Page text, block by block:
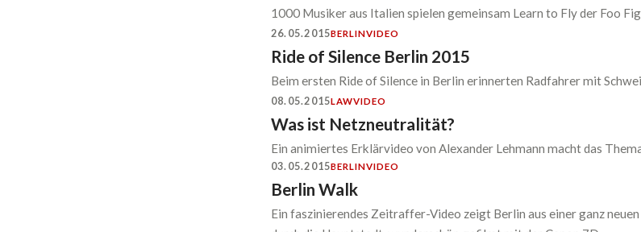
1000 Musiker aus Italien spielen gemeinsam Learn to Fly der Foo
26.05.2015BERLINVIDEO
Ride of Silence Berlin 2015
Beim ersten Ride of Silence in Berlin erinnerten Radfahrer mit
08.05.2015LAWVIDEO
Was ist Netzneutralität?
Ein animiertes Erklärvideo von Alexander Lehmann macht das
03.05.2015BERLINVIDEO
Berlin Walk
Ein faszinierendes Zeitraffer-Video zeigt Berlin aus einer ganz